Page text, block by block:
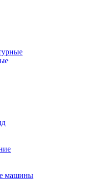
машины